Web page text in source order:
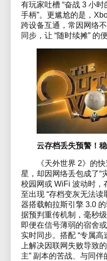
有玩家吐槽 “奋战 3 小
手柄”。更尴尬的是，
跨设备互通，常因网络
同步，让 “随时续摊” 的
云存档丢失预警！
《天外世界 2》的
星，却因网络丢包成了“
校园网或 WiFi 波动时，
至出现 “存档变灰无法读
器搭载帕拉斯引擎 3.0
据预判重传机制，毫秒
即便在信号薄弱的宿舍
实时同步。搭配 “专属
上解决因联网失败导致
主” 副本的苦战、与同伴